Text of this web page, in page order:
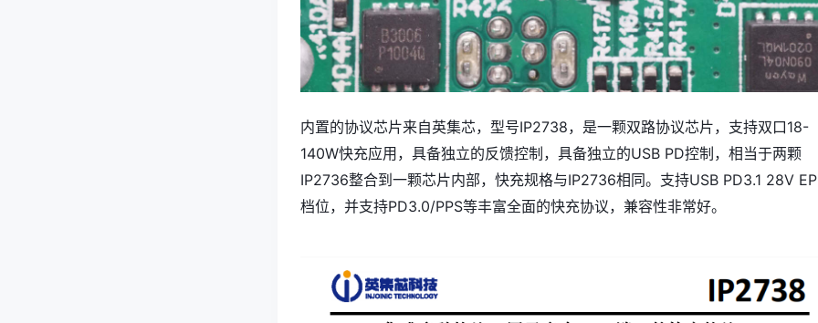
内置的协议芯片来自英集芯，型号IP2738，是一颗双路协议芯片，支持双口18-
140W快充应用，具备独立的反馈控制，具备独立的USB PD控制，相当于两颗
IP2736整合到一颗芯片内部，快充规格与IP2736相同。支持USB PD3.1 28V
档位，并支持PD3.0/PPS等丰富全面的快充协议，兼容性非常好。